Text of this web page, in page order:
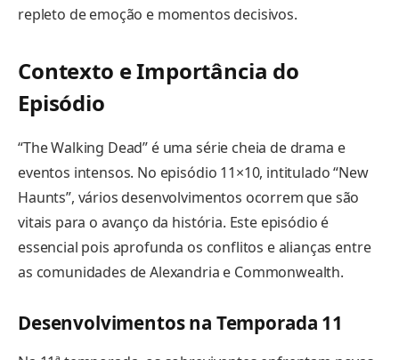
repleto de emoção e momentos decisivos.
Contexto e Importância do
Episódio
“The Walking Dead” é uma série cheia de drama e
eventos intensos. No episódio 11×10, intitulado “New
Haunts”, vários desenvolvimentos ocorrem que são
vitais para o avanço da história. Este episódio é
essencial pois aprofunda os conflitos e alianças entre
as comunidades de Alexandria e Commonwealth.
Desenvolvimentos na Temporada 11